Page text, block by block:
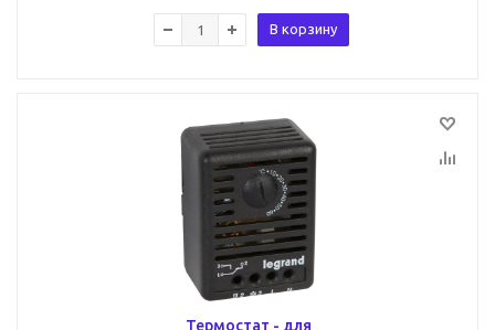
В корзину
Термостат - для